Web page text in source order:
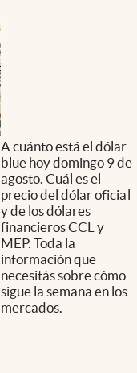
A cuánto está el dólar
blue hoy domingo 9 de
agosto. Cuál es el
precio del dólar oficial
y de los dólares
financieros CCL y
MEP. Toda la
información que
necesitás sobre cómo
sigue la semana en los
mercados.